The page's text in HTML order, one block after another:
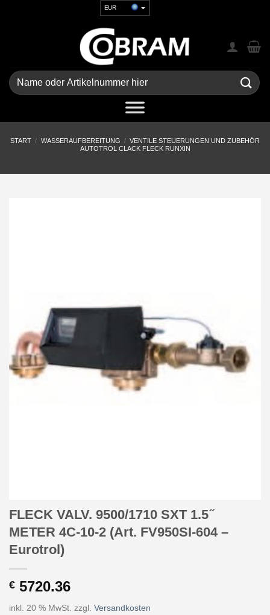
EUR
GBP
CHF
UAH
Suchen
nach:
START / WASSERAUFBEREITUNG / VENTILE STEUERUNGEN UND ZUBEHÖR
AUTOTROL CLACK FLECK RUNXIN
FLECK VALV. 9500/1710 SXT 1.5 ̋
METER 4C-10-2 (Art. FV950SI-604 –
Eurotrol)
€ 5720.36
inkl. 20 % MwSt. zzgl. Versandkosten